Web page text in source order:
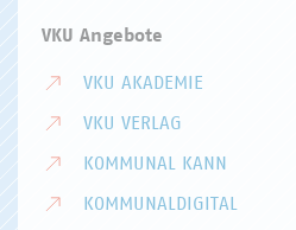
VKU Angebote
VKU AKADEMIE
VKU VERLAG
KOMMUNAL KANN
KOMMUNALDIGITAL